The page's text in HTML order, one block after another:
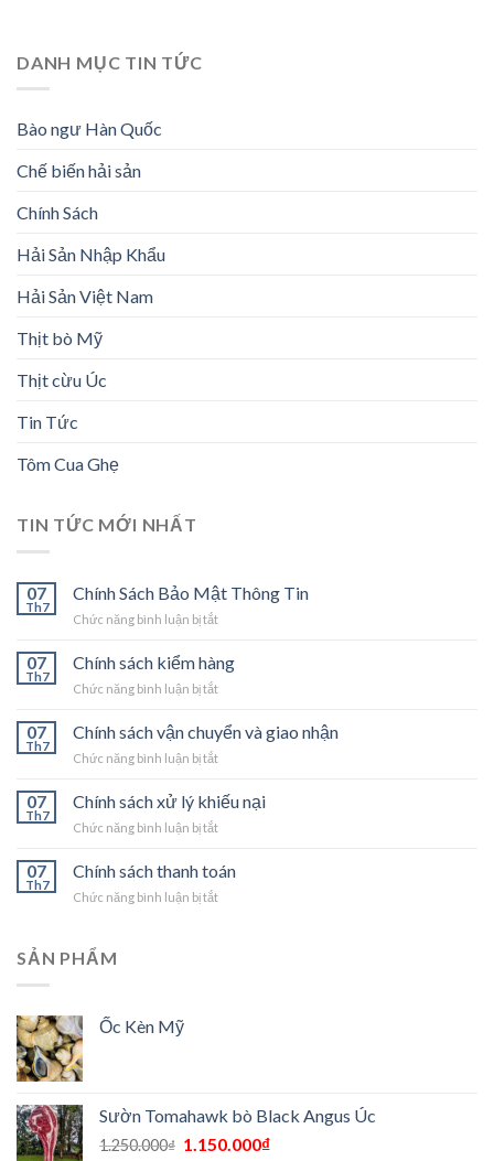
DANH MỤC TIN TỨC
Bào ngư Hàn Quốc
Chế biến hải sản
Chính Sách
Hải Sản Nhập Khẩu
Hải Sản Việt Nam
Thịt bò Mỹ
Thịt cừu Úc
Tin Tức
Tôm Cua Ghẹ
TIN TỨC MỚI NHẤT
07
Th7
Chính Sách Bảo Mật Thông Tin
Chức năng bình luận bị tắtở
Bảo
Mật
Tin
07
Th7
Chính sách kiểm hàng
Chức năng bình luận bị tắtở
sách
kiểm
hàng
07
Th7
Chính sách vận chuyển và giao nhận
Chức năng bình luận bị tắtở
sách
vận
chuyển
giao
07
Th7
Chính sách xử lý khiếu nại
Chức năng bình luận bị tắtở
sách
xử
lý
07
Th7
Chính sách thanh toán
Chức năng bình luận bị tắtở
SẢN PHẨM
Ốc Kèn Mỹ
Sườn Tomahawk bò Black Angus Úc
1.250.000₫ 1.150.000₫